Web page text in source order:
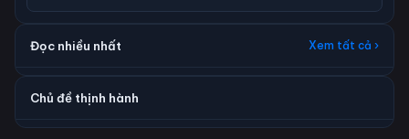
Đọc nhiều nhất Xem tất cả ›
Chủ đề thịnh hành